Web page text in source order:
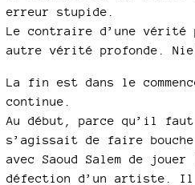
erreur stupide.
Le contraire d’une vérité
autre vérité profonde.
La fin est dans le
continue.
Au début, parce qu’il
s’agissait de faire
avec Saoud Salem de
défection d’un artiste.